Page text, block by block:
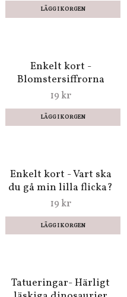
19 kr
Enkelt kort -
Blomstersiffrorna
19 kr
Enkelt kort - Vart ska
du gå min lilla flicka?